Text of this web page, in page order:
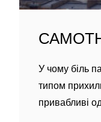
У чому біль
типом
привабливі